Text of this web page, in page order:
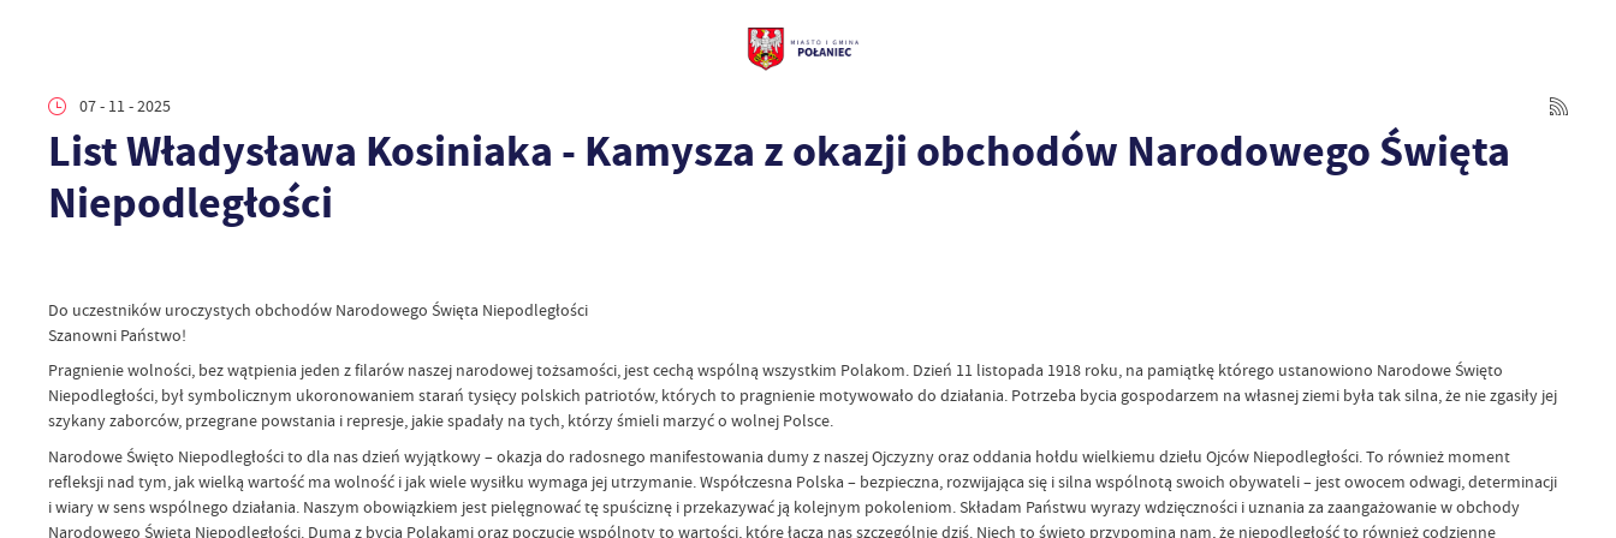
07 - 11 - 2025
List Władysława Kosiniaka - Kamysza z okazji obchodów Narodowego Święta
Niepodległości
Do uczestników uroczystych obchodów Narodowego Święta Niepodległości
Szanowni Państwo!
Pragnienie wolności, bez wątpienia jeden z filarów naszej narodowej tożsamości, jest cechą wspólną wszystkim Polakom. Dzień 11 listopada 1918 roku, na pamiątkę którego ustanowiono Narodowe Święto
Niepodległości, był symbolicznym ukoronowaniem starań tysięcy polskich patriotów, których to pragnienie motywowało do działania. Potrzeba bycia gospodarzem na własnej ziemi była tak silna, że nie zgasiły jej
szykany zaborców, przegrane powstania i represje, jakie spadały na tych, którzy śmieli marzyć o wolnej Polsce.
Narodowe Święto Niepodległości to dla nas dzień wyjątkowy – okazja do radosnego manifestowania dumy z naszej Ojczyzny oraz oddania hołdu wielkiemu dziełu Ojców Niepodległości. To również moment
refleksji nad tym, jak wielką wartość ma wolność i jak wiele wysiłku wymaga jej utrzymanie. Współczesna Polska – bezpieczna, rozwijająca się i silna wspólnotą swoich obywateli – jest owocem odwagi, determinacji
i wiary w sens wspólnego działania. Naszym obowiązkiem jest pielęgnować tę spuściznę i przekazywać ją kolejnym pokoleniom. Składam Państwu wyrazy wdzięczności i uznania za zaangażowanie w obchody
Narodowego Święta Niepodległości. Duma z bycia Polakami oraz poczucie wspólnoty to wartości, które łączą nas szczególnie dziś. Niech to święto przypomina nam, że niepodległość to również codzienne